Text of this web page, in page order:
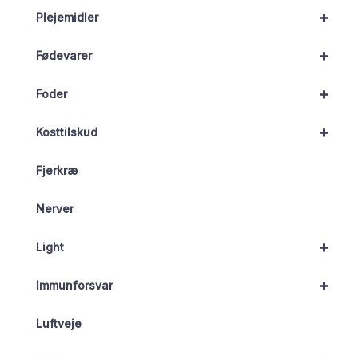
+
Plejemidler
+
Fødevarer
+
Foder
+
Kosttilskud
Fjerkræ
Nerver
+
Light
+
Immunforsvar
Luftveje